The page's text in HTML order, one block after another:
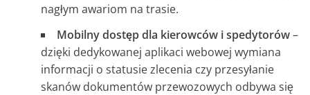
nagłym awariom na trasie.
Mobilny dostęp dla kierowców i spedytorów–
dzięki dedykowanej aplikaci webowej wymiana
informacji o statusie zlecenia czy przesyłanie
skanów dokumentów przewozowych odbywa się